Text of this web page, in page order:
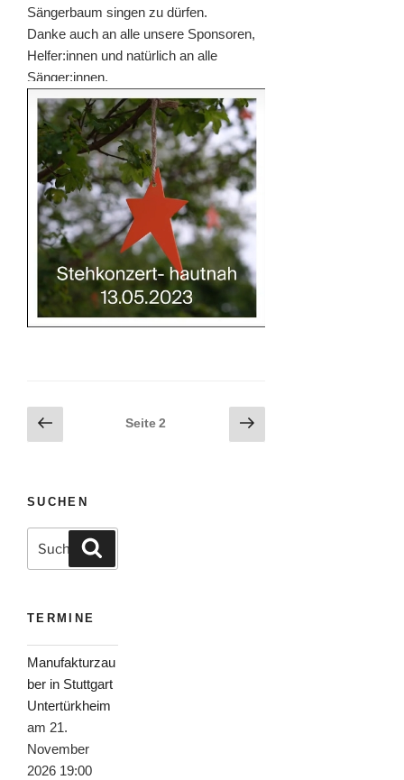
Sängerbaum singen zu dürfen.
Danke auch an alle unsere Sponsoren,
Helfer:innen und natürlich an alle
Sänger:innen.
Seitennummerierung
der
Vorherige
Seite
Seite2
Nächste
Seite
SUCHEN
nach:
TERMINE
Manufakturzau
ber in Stuttgart
Untertürkheim
am 21.
November
2026 19:00